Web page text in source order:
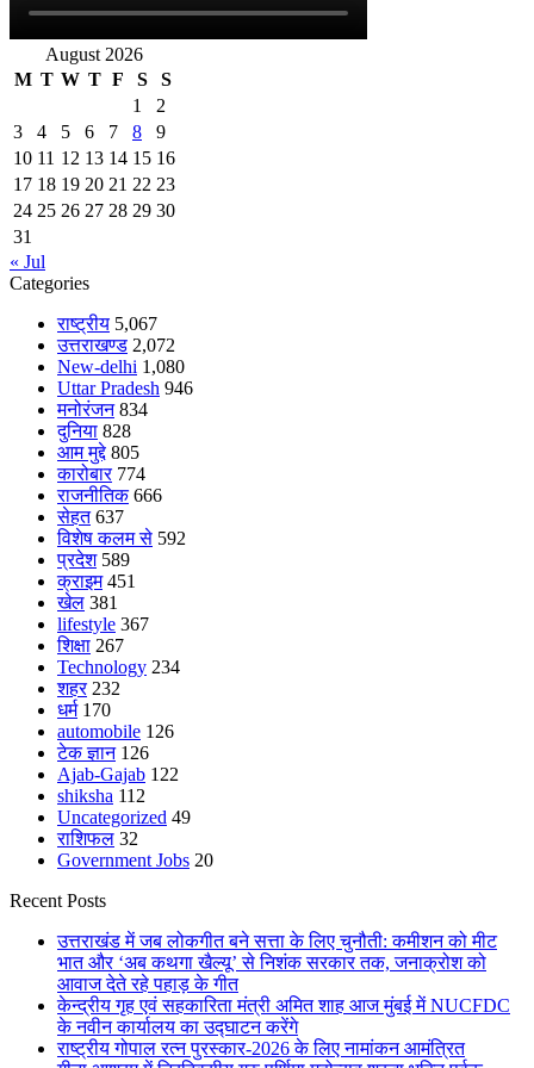
August 2026
M T W T F S
S
1
2
3
4 5 6 7 8
9
10 11 12 13 14 15 16
17 18 19 20 21 22 23
24 25 26 27 28 29 30
31
« Jul
Categories
राष्ट्रीय 5,067
उत्तराखण्ड 2,072
New-delhi 1,080
Uttar Pradesh 946
मनोरंजन 834
दुनिया 828
आम मुद्दे 805
कारोबार 774
राजनीतिक 666
सेहत 637
विशेष कलम से 592
प्रदेश 589
क्राइम 451
खेल 381
lifestyle 367
शिक्षा 267
Technology 234
शहर 232
धर्म 170
automobile 126
टेक ज्ञान 126
Ajab-Gajab 122
shiksha 112
Uncategorized 49
राशिफल 32
Government Jobs 20
Recent Posts
उत्तराखंड में जब लोकगीत बने सत्ता के लिए चुनौती: कमीशन को मीट
भात और ‘अब कथगा खैल्यू’ से निशंक सरकार तक, जनाक्रोश को
आवाज देते रहे पहाड़ के गीत
केन्द्रीय गृह एवं सहकारिता मंत्री अमित शाह आज मुंबई में NUCFDC
के नवीन कार्यालय का उद्घाटन करेंगे
राष्ट्रीय गोपाल रत्न पुरस्कार-2026 के लिए नामांकन आमंत्रित